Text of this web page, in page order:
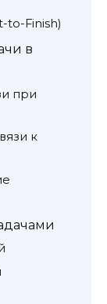
to-Finish)
в
при
к